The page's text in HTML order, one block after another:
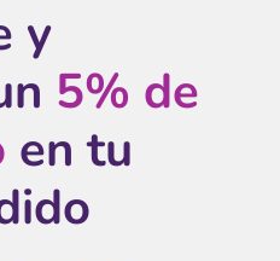
y
5% de
en tu